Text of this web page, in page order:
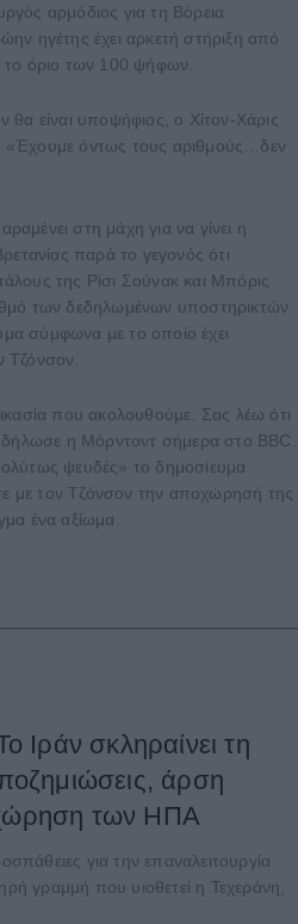
αρμόδιος για τη Βόρεια
ηγέτης έχει αρκετή στήριξη από
το όριο των 100 ψήφων.
θα είναι υποψήφιος, ο Χίτον-Χάρις
όντως τους αριθμούς…δεν
στη μάχη για να γίνει η
παρά το γεγονός ότι
της Ρίσι Σούνακ και Μπόρις
των δεδηλωμένων υποστηρικτών
σύμφωνα με το οποίο έχει
Τζόνσον.
που ακολουθούμε. Σας λέω ότι
δήλωσε η Μόρντοντ σήμερα στο BBC.
ψευδές» το δημοσίευμα
με τον Τζόνσον την αποχώρησή της
ένα αξίωμα.
Ιράν σκληραίνει τη
άρση
των ΗΠΑ
για την επαναλειτουργία
γραμμή που υιοθετεί η Τεχεράνη,